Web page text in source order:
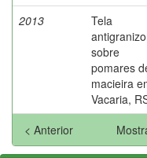
2013
Tela
antigranizo
sobre
pomares
macieira
Vacaria,
< Anterior